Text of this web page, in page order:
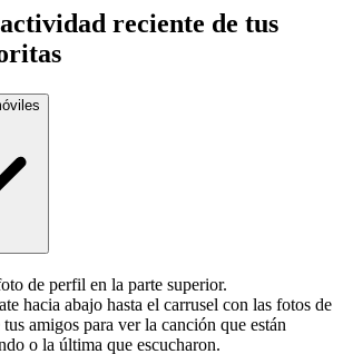
reciente de tus
de perfil en la parte superior.
hacia abajo hasta el carrusel con las fotos de
amigos para ver la canción que están
o la última que escucharon.